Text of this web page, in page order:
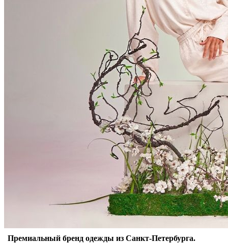
Премиальный бренд одежды из Санкт-Петербурга.